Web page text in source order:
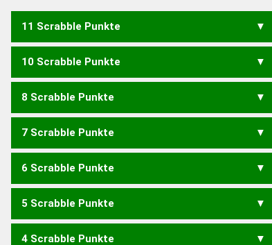
Universalwörterbuch
11 Scrabble Punkte
KERWEN
10 Scrabble Punkte
KERWE
8 Scrabble Punkte
KERNE RENKE
7 Scrabble Punkte
KERN KREE KREN RENK
6 Scrabble Punkte
EWER
5 Scrabble Punkte
EWE NRW RWE WEN
4 Scrabble Punkte